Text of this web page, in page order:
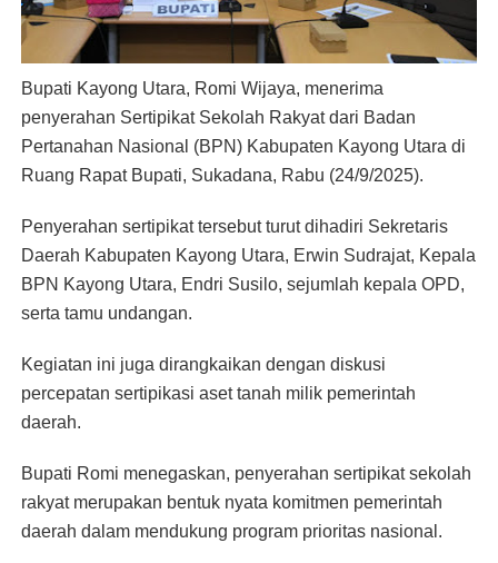
Bupati Kayong Utara, Romi Wijaya, menerima
penyerahan Sertipikat Sekolah Rakyat dari Badan
Pertanahan Nasional (BPN) Kabupaten Kayong Utara di
Ruang Rapat Bupati, Sukadana, Rabu (24/9/2025).
Penyerahan sertipikat tersebut turut dihadiri Sekretaris
Daerah Kabupaten Kayong Utara, Erwin Sudrajat, Kepala
BPN Kayong Utara, Endri Susilo, sejumlah kepala OPD,
serta tamu undangan.
Kegiatan ini juga dirangkaikan dengan diskusi
percepatan sertipikasi aset tanah milik pemerintah
daerah.
Bupati Romi menegaskan, penyerahan sertipikat sekolah
rakyat merupakan bentuk nyata komitmen pemerintah
daerah dalam mendukung program prioritas nasional.